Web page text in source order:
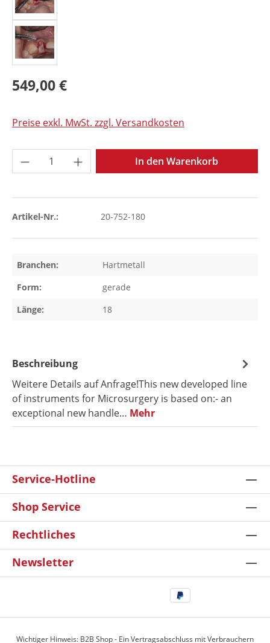
549,00 €
Preise exkl. MwSt. zzgl. Versandkosten
Produkt Anzahl: Gib den gewünschten
In den Warenkorb
Artikel-Nr.: 20-752-180
Branchen:
Hartmetall
Form:
gerade
Länge:
18
Beschreibung
Weitere Details auf Anfrage!This new developed line
of instruments for Microsurgery is based on:- an
exceptional new handle… Mehr
Service-Hotline
Shop Service
Rechtliches
Newsletter
Wichtiger Hinweis: B2B Shop - Ein Vertragsabschluss mit Verbrauchern